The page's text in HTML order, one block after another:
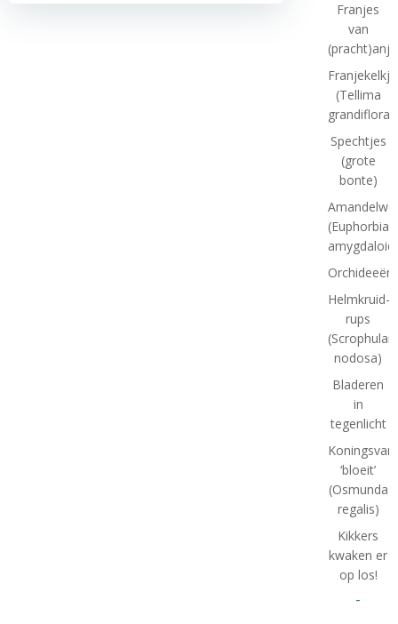
Franjes
van
(Tellima
grandiflora)
Spechtjes
(grote
bonte)
(Euphorbia
Helmkruid-
rups
nodosa)
Bladeren
in
tegenlicht
‘bloeit’
(Osmunda
regalis)
Kikkers
kwaken er
op los!
-